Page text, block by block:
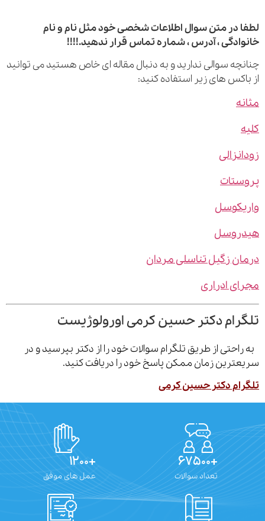
در متن سوال اطلاعات شخصی خود مثل نام و نام
، آدرس ، شماره تماس قرار ندهید.!!!!
سوالی ندارید و به دنبال مقاله ای خاص هستید می توانید
های زیر استفاده کنید:
زگیل تناسلی مردان
ادراری
دکتر حسین کرمی اورولوژیست
از طریق تلگرام سوالات خود را از دکتر بپرسید و در
زمان ممکن پاسخ خود را دریافت کنید.
دکتر حسین کرمی
تعداد سوالات عمل های موفق